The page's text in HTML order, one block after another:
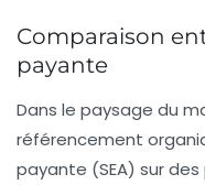
Comparaison
payante
Dans le paysage du
référencement
payante (SEA) sur